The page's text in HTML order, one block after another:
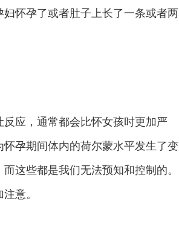
怀孕了或者肚子上长了一条或者两
应，通常都会比怀女孩时更加严
孕期间体内的荷尔蒙水平发生了变
这些都是我们无法预知和控制的。
意。